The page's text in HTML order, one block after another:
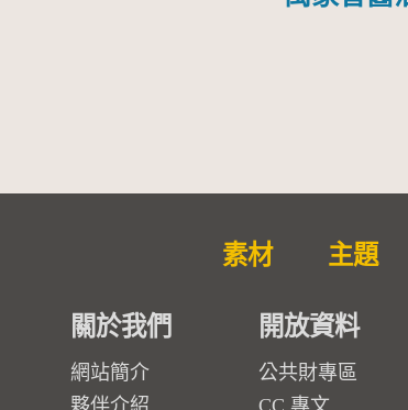
素材 主題
關於我們
網站簡介
開放資料
公共財專區